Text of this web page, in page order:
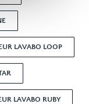
LAVABO LOOP
LAVABO RUBY